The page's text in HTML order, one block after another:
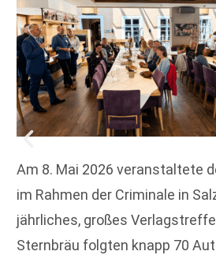
Am 8. Mai 2026 veranstaltete
im Rahmen der Criminale in
jährliches, großes
Sternbräu folgten knapp 70